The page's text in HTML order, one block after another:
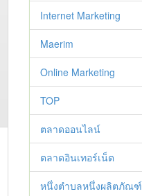
Internet Marketing
Maerim
Online Marketing
TOP
ตลาดออนไลน์
ตลาดอินเทอร์เน็ต
หนึ่งตำบลหนึ่งผลิตภัณฑ์